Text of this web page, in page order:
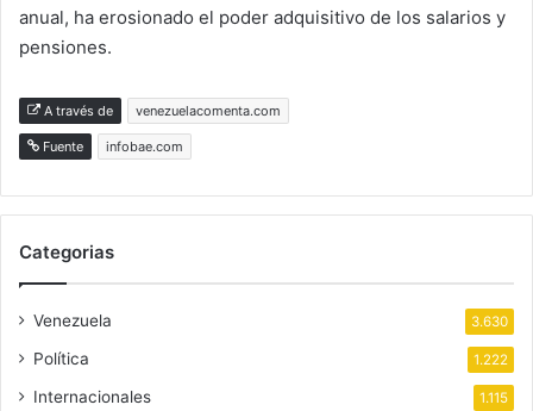
anual, ha erosionado el poder adquisitivo de los salarios y
pensiones.
A través de venezuelacomenta.com
Fuente infobae.com
Categorias
Venezuela 3.630
Política 1.222
Internacionales 1.115